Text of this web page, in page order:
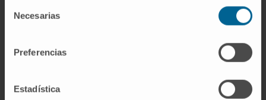
Necesarias
Preferencias
Estadística
Más información